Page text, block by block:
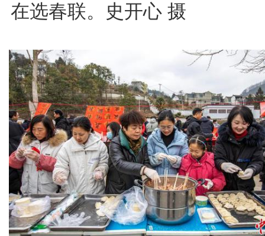
在选春联。史开心 摄